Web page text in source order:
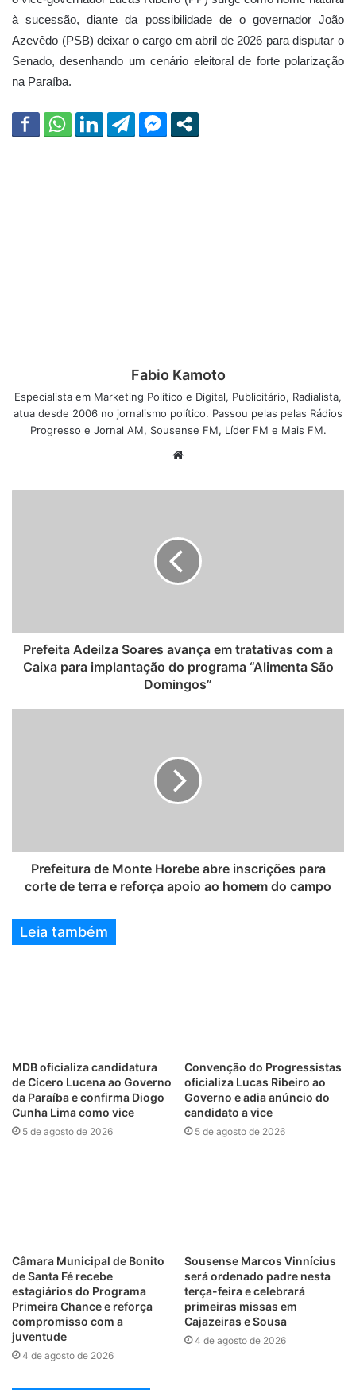
à sucessão, diante da possibilidade de o governador João
Azevêdo (PSB) deixar o cargo em abril de 2026 para disputar o
Senado, desenhando um cenário eleitoral de forte polarização
na Paraíba.
Fabio Kamoto
Especialista em Marketing Político e Digital, Publicitário, Radialista,
atua desde 2006 no jornalismo político. Passou pelas pelas Rádios
Progresso e Jornal AM, Sousense FM, Líder FM e Mais FM.
b
Prefeita Adeilza Soares avança em tratativas com a
Caixa para implantação do programa “Alimenta São
Domingos”
Prefeitura de Monte Horebe abre inscrições para
corte de terra e reforça apoio ao homem do campo
Leia também
MDB oficializa candidatura
de Cícero Lucena ao Governo
da Paraíba e confirma Diogo
Cunha Lima como vice
5 de agosto de 2026
Convenção do Progressistas
oficializa Lucas Ribeiro ao
Governo e adia anúncio do
candidato a vice
5 de agosto de 2026
Câmara Municipal de Bonito
de Santa Fé recebe
estagiários do Programa
Primeira Chance e reforça
compromisso com a
juventude
4 de agosto de 2026
Sousense Marcos Vinnícius
será ordenado padre nesta
terça-feira e celebrará
primeiras missas em
Cajazeiras e Sousa
4 de agosto de 2026